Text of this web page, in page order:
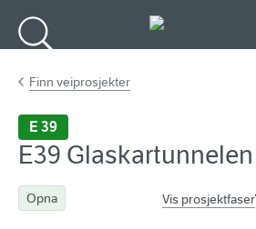
Finn veiprosjekter
E 39
E39 Glaskartunnelen
Opna Vis prosjektfaser